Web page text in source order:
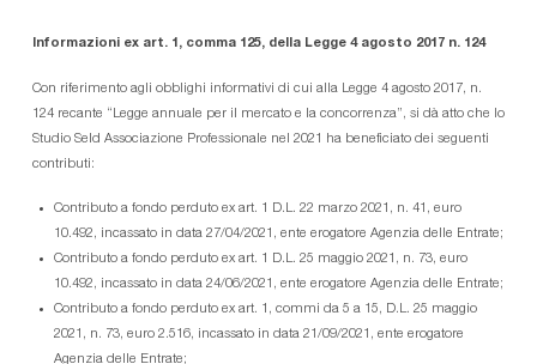
Informazioni ex art. 1, comma 125, della Legge 4 agosto 2017 n. 124
Con riferimento agli obblighi informativi di cui alla Legge 4 agosto 2017, n.
124 recante “Legge annuale per il mercato e la concorrenza”, si dà atto che lo
Studio Seld Associazione Professionale nel 2021 ha beneficiato dei seguenti
contributi:
Contributo a fondo perduto ex art. 1 D.L. 22 marzo 2021, n. 41, euro
10.492, incassato in data 27/04/2021, ente erogatore Agenzia delle Entrate;
Contributo a fondo perduto ex art. 1 D.L. 25 maggio 2021, n. 73, euro
10.492, incassato in data 24/06/2021, ente erogatore Agenzia delle Entrate;
Contributo a fondo perduto ex art. 1, commi da 5 a 15, D.L. 25 maggio
2021, n. 73, euro 2.516, incassato in data 21/09/2021, ente erogatore
Agenzia delle Entrate;